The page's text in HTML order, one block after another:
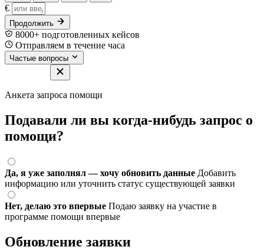
€
Продолжить
8000+ подготовленных кейсов
Отправляем в течение часа
Частые вопросы
Анкета запроса помощи
Подавали ли вы когда-нибудь запрос о
помощи?
Да, я уже заполнял — хочу обновить данные Добавить
информацию или уточнить статус существующей заявки
Нет, делаю это впервые Подаю заявку на участие в
программе помощи впервые
Обновление заявки